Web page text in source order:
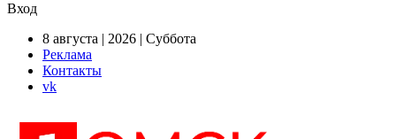
Вход
8 августа | 2026 | Суббота
Реклама
Контакты
vk